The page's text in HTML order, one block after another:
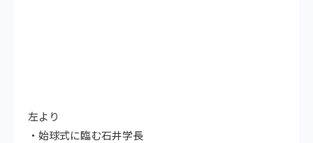
左より
・始球式に臨む石井学長